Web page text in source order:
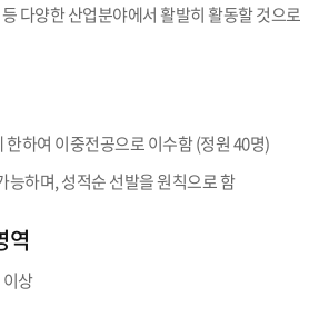
다양한 산업분야에서 활발히 활동할 것으로
하여 이중전공으로 이수함 (정원 40명)
능하며, 성적순 선발을 원칙으로 함
역
상